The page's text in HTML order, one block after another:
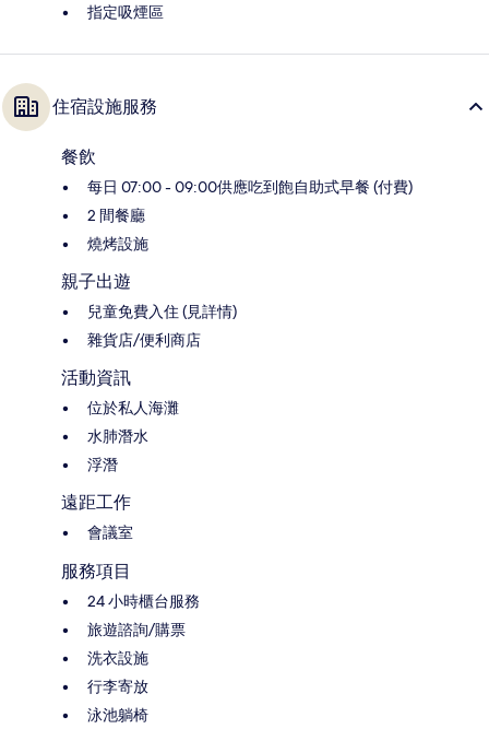
指定吸煙區
住宿設施服務
餐飲
每日 07:00 - 09:00供應吃到飽自助式早餐 (付費)
2 間餐廳
燒烤設施
親子出遊
兒童免費入住 (見詳情)
雜貨店/便利商店
活動資訊
位於私人海灘
水肺潛水
浮潛
遠距工作
會議室
服務項目
24 小時櫃台服務
旅遊諮詢/購票
洗衣設施
行李寄放
泳池躺椅